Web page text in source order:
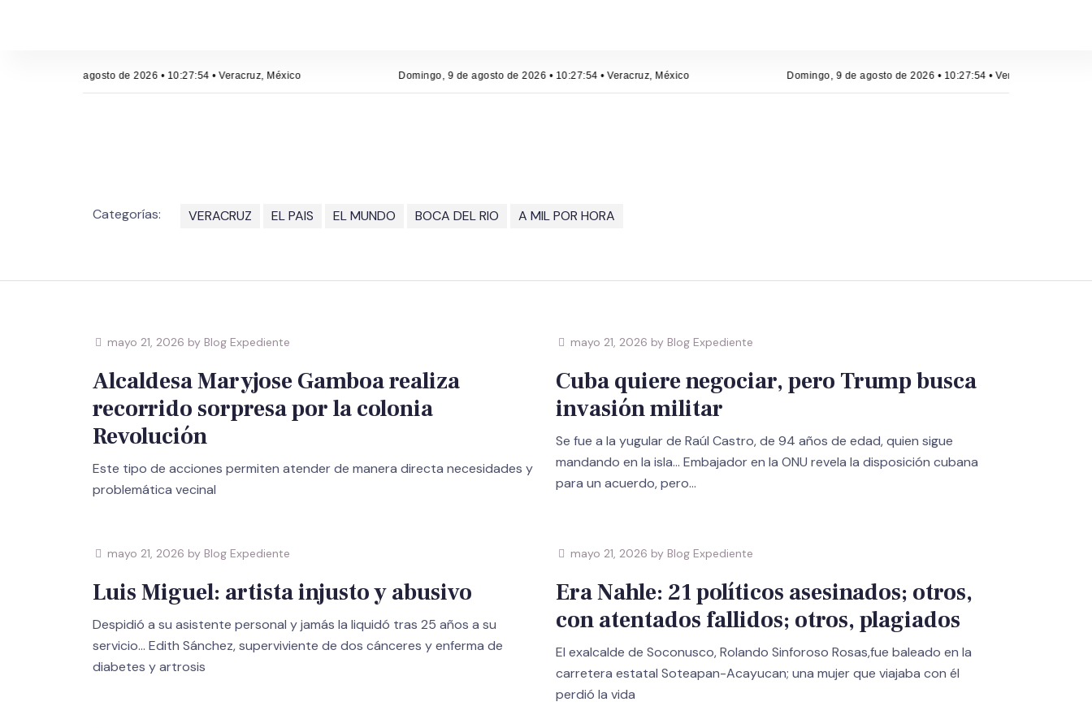
Domingo, 9 de agosto de 2026 • 10:27:54 • Veracruz, México Domingo, 9 de agosto de 2026 • 10:27:54 • Veracruz, México Domingo, 9 de agosto de 2026 • 10:27:54 • Veracruz, México
Categorías: VERACRUZ EL PAIS EL MUNDO BOCA DEL RIO A MIL POR HORA
mayo 21, 2026 by Blog Expediente
Alcaldesa Maryjose Gamboa realiza
recorrido sorpresa por la colonia
Revolución
Este tipo de acciones permiten atender de manera directa necesidades y
problemática vecinal
mayo 21, 2026 by Blog Expediente
Cuba quiere negociar, pero Trump busca
invasión militar
Se fue a la yugular de Raúl Castro, de 94 años de edad, quien sigue
mandando en la isla… Embajador en la ONU revela la disposición cubana
para un acuerdo, pero…
mayo 21, 2026 by Blog Expediente
Luis Miguel: artista injusto y abusivo
Despidió a su asistente personal y jamás la liquidó tras 25 años a su
servicio… Edith Sánchez, superviviente de dos cánceres y enferma de
diabetes y artrosis
mayo 21, 2026 by Blog Expediente
Era Nahle: 21 políticos asesinados; otros,
con atentados fallidos; otros, plagiados
El exalcalde de Soconusco, Rolando Sinforoso Rosas,fue baleado en la
carretera estatal Soteapan-Acayucan; una mujer que viajaba con él
perdió la vida